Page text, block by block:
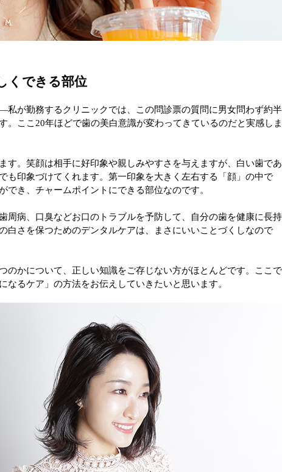
くできる部位
私が勤務するクリニックでは、この問診票の質問に男女問わず約半
。ここ20年ほどで歯の美白意識が変わってきているのだと実感し
す。笑顔は相手に好印象や親しみやすさを与えますが、白い歯であ
も印象づけてくれます。第一印象を大きく左右する「顔」の中で
でき、チャームポイントにできる部位なのです。
周病、口臭などお口のトラブルを予防して、自分の歯を健康に長持
白さを保つためのデンタルケアは、まさにいいことづくしなので
のかについて、正しい知識をご存じない方がほとんどです。ここで
なるケア」の方法をお伝えしていきたいと思います。